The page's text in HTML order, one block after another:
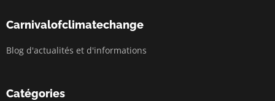
Carnivalofclimatechange
Blog d'actualités et d'informations
Catégories